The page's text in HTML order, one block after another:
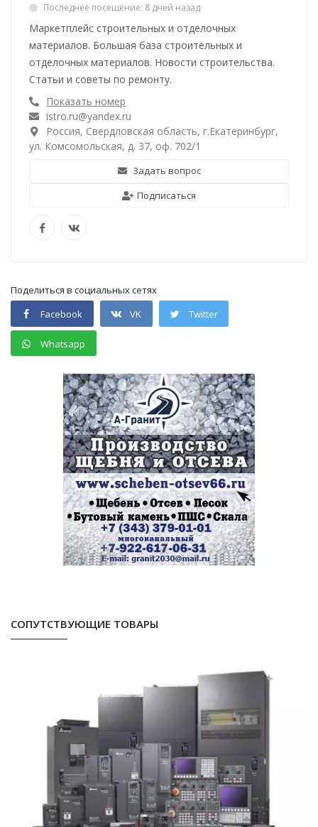
Последнее посещение: 8 дней назад
Маркетплейс строительных и отделочных
материалов. Большая база строительных и
отделочных материалов. Новости строительства.
Статьи и советы по ремонту.
Показать номер
istro.ru@yandex.ru
Россия, Свердловская область, г.Екатеринбург,
ул. Комсомольская, д. 37, оф. 702/1
Задать вопрос
Подписаться
Поделиться в социальных сетях
Facebook
VK Twitter
Whatsapp
СОПУТСТВУЮЩИЕ ТОВАРЫ